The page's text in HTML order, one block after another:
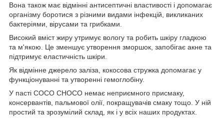
Вона також має відмінні антисептичні властивості і допомагає
організму боротися з різними видами інфекцій, викликаних
бактеріями, вірусами та грибками.
Високий вміст жиру утримує вологу та робить шкіру гладкою
та м'якою. Це зменшує утворення зморшок, запобігає акне та
підтримує еластичність шкіри.
Як відмінне джерело заліза, кокосова стружка допомагає у
функціонуванні та утворенні гемоглобіну.
У пасті COCO CHOCO немає неприємного присмаку,
консервантів, пальмової олії, покращувачів смаку тощо. У ній
простий та зрозумілий склад, як і у всіх наших продуктах.